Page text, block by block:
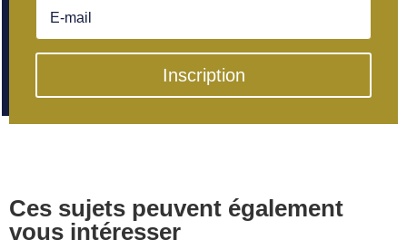
Inscription
Ces sujets peuvent également
vous intéresser